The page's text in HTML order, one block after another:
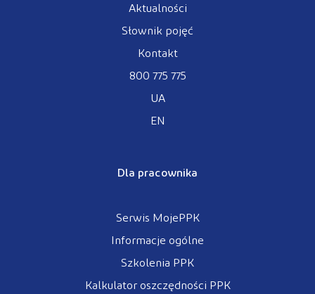
Aktualności
Słownik pojęć
Kontakt
800 775 775
UA
EN
Dla pracownika
Serwis MojePPK
Informacje ogólne
Szkolenia PPK
Kalkulator oszczędności PPK